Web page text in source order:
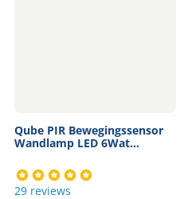
Qube PIR Bewegingssensor
Wandlamp LED 6Wat...
29 reviews